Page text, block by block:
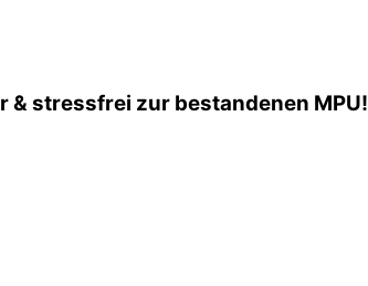
stressfrei zur bestandenen MPU!